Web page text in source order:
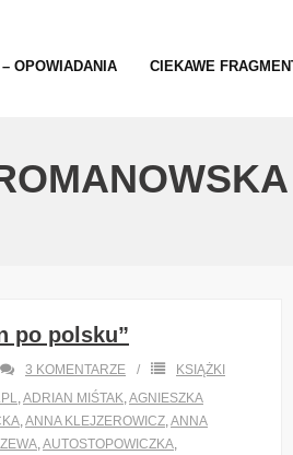
OPOWIADANIA CIEKAWE
po polsku”
3 KOMENTARZE
KSIĄŻKI
ADRIAN MIŚTAK AGNIESZKA
ANNA KLEJZEROWICZ ANNA
AUTOSTOPOWICZKA